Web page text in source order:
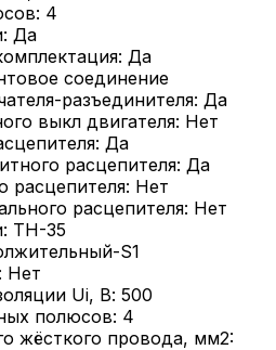
4
Да
Да
соединение
разъединителя: Да
выкл двигателя: Нет
Да
расцепителя: Да
расцепителя: Нет
расцепителя: Нет
ТН-35
S1
Нет
Ui, В: 500
полюсов: 4
жёсткого провода, мм2: